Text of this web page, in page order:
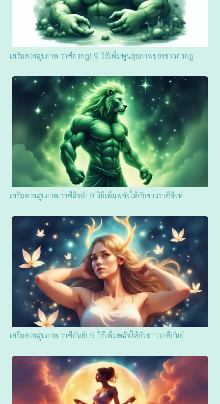
เสริมดวงสุขภาพ ราศีกรกฎ! 9 วิธีเพิ่มพูนสุขภาพของชาวกรกฎ
เสริมดวงสุขภาพ ราศีสิงห์! 9 วิธีเพิ่มพลังให้กับชาวราศีสิงห์
เสริมดวงสุขภาพ ราศีกันย์! 9 วิธีเพิ่มพลังให้กับชาวราศีกันย์